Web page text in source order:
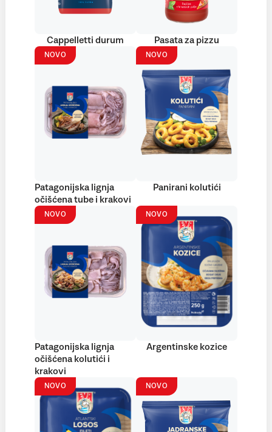
Cappelletti durum Pasata za pizzu
NOVO
Patagonijska lignja
očišćena tube i krakovi
NOVO
Panirani kolutići
NOVO
Patagonijska lignja
očišćena kolutići i
krakovi
NOVO
Argentinske kozice
NOVO NOVO